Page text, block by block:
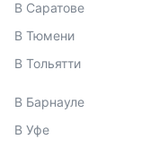
В Саратове
В Тюмени
В Тольятти
В Барнауле
В Уфе